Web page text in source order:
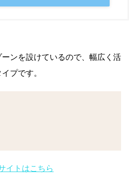
ンを設けているので、幅広く活
プです。
イトはこちら